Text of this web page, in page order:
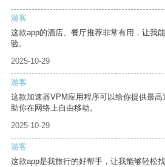
游客
这款app的酒店、餐厅推荐非常有用，让我
验。
2025-10-29
游客
这款加速器VPM应用程序可以给你提供最
助你在网络上自由移动。
2025-10-29
游客
这款app是我旅行的好帮手，让我能够轻松